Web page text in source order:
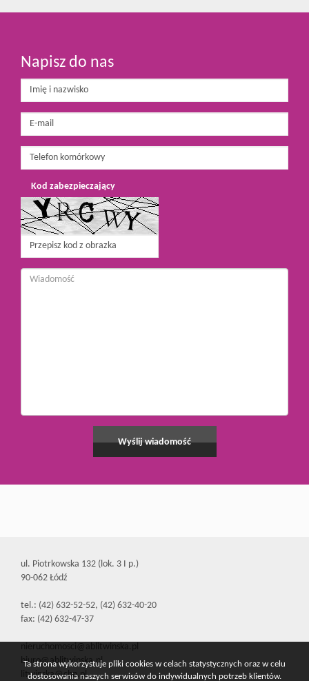
Napisz do nas
Kod zabezpieczający
ul. Piotrkowska 132 (lok. 3 I p.)
90-062 Łódź
tel.: (42) 632-52-52, (42) 632-40-20
fax: (42) 632-47-37
nieruchomosci@ablitwinska.pl
biuro@ablitwinska.pl
litwinska@cbn.pl
Ta strona wykorzystuje pliki cookies w celach statystycznych oraz w celu
dostosowania naszych serwisów do indywidualnych potrzeb klientów.